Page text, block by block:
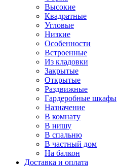
Высокие
Квадратные
Угловые
Низкие
Особенности
Встроенные
Из кладовки
Закрытые
Открытые
Раздвижные
Гардеробные шкафы
Назначение
В комнату
В нишу
В спальню
В частный дом
На балкон
Доставка и оплата